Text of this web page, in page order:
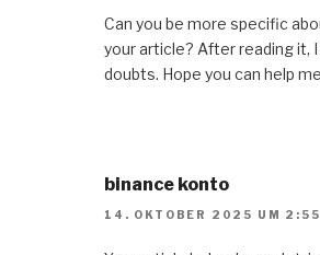
Can you be more specific
your article? After reading it,
doubts. Hope you can help
binance konto
14. OKTOBER 2025 UM 2:55